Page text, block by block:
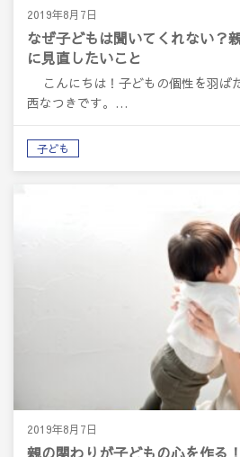
2019年8月7日
なぜ子どもは聞いてくれない？
に見直したいこと
こんにちは！子どもの個性を羽ば
西なつきです。…
子ども
2019年8月7日
親の関わりが子どもの心を作る